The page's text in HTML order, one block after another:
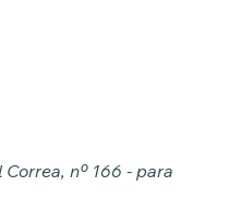
nº 166 - para